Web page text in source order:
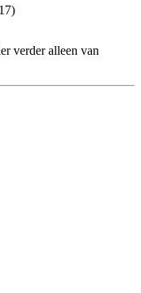
verder alleen van